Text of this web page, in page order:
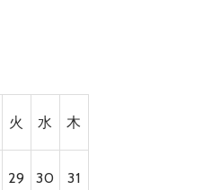
火 水 木
29 30 31